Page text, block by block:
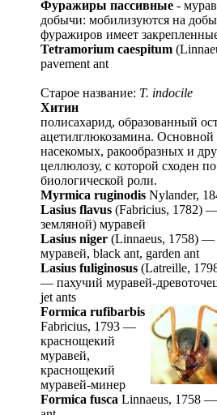
Фуражиры пассивные -
добычи: мобилизуются на
фуражиров имеет
Tetramorium caespitum
pavement ant
Старое название: T. indocile
Хитин
полисахарид, образованный
ацетилглюкозамина.
насекомых, ракообразных и
целлюлозу, с которой сходен
биологической роли.
Myrmica ruginodis Nylander,
Lasius flavus (Fabricius, 1782)
земляной) муравей
Lasius niger (Linnaeus, 1758) —
муравей, black ant, garden ant
Lasius fuliginosus (Latreille,
— пахучий муравей-
jet ants
Formica rufibarbis
Fabricius, 1793 —
краснощекий
муравей,
краснощекий
муравей-минер
Formica fusca Linnaeus, 1758